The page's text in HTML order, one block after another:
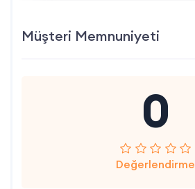
Müşteri Memnuniyeti
0
Değerlendirme